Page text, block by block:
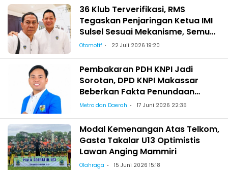
36 Klub Terverifikasi, RMS
Tegaskan Penjaringan Ketua IMI
Sulsel Sesuai Mekanisme, Semua
Berhak Maju!
Otomotif 22 Juli 2026 19:20
Pembakaran PDH KNPI Jadi
Sorotan, DPD KNPI Makassar
Beberkan Fakta Penundaan
Pelantikan Wajo
Metro dan Daerah 17 Juni 2026 22:35
Modal Kemenangan Atas Telkom,
Gasta Takalar U13 Optimistis
Lawan Anging Mammiri
Olahraga 15 Juni 2026 15:18